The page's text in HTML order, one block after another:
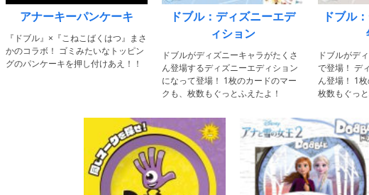
アナーキーパンケーキ
『ドブル』×『こねこばくはつ』まさ
かのコラボ！ ゴミみたいなトッピン
グのパンケーキを押し付けあえ！！
ドブル：ディズニーエデ
ィション
ドブルがディズニーキャラがたくさ
ん登場するディズニーエディション
になって登場！ 1枚のカードのマー
クも、枚数もぐっとふえたよ！
ドブル
ドブルがデ
で登場！ デ
ん登場！ 1枚
枚数もぐっ